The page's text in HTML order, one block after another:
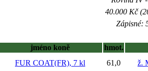
40.000 Kč
Zápisné:
jméno koně
hmot.
FUR COAT(FR), 7 kl 61,0
ž.